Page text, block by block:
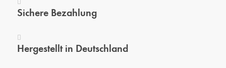
Sichere Bezahlung
Hergestellt in Deutschland